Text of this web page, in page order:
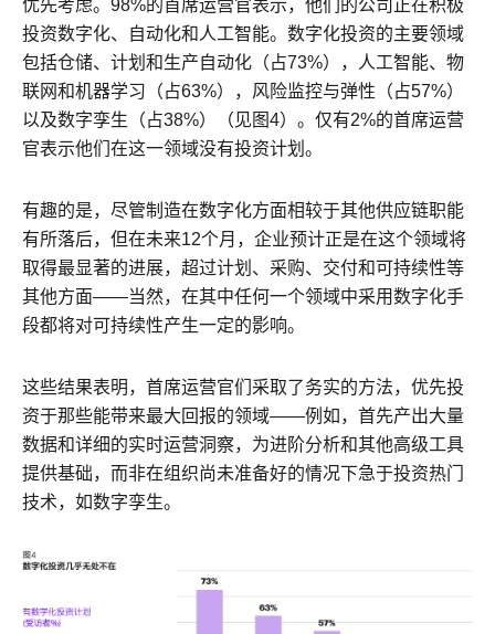
优先考虑。98%的首席运营官表示，他们的公司正在积极
投资数字化、自动化和人工智能。数字化投资的主要领域
包括仓储、计划和生产自动化（占73%），人工智能、物
联网和机器学习（占63%），风险监控与弹性（占57%）
以及数字孪生（占38%）（见图4）。仅有2%的首席运营
官表示他们在这一领域没有投资计划。
有趣的是，尽管制造在数字化方面相较于其他供应链职能
有所落后，但在未来12个月，企业预计正是在这个领域将
取得最显著的进展，超过计划、采购、交付和可持续性等
其他方面——当然，在其中任何一个领域中采用数字化手
段都将对可持续性产生一定的影响。
这些结果表明，首席运营官们采取了务实的方法，优先投
资于那些能带来最大回报的领域——例如，首先产出大量
数据和详细的实时运营洞察，为进阶分析和其他高级工具
提供基础，而非在组织尚未准备好的情况下急于投资热门
技术，如数字孪生。